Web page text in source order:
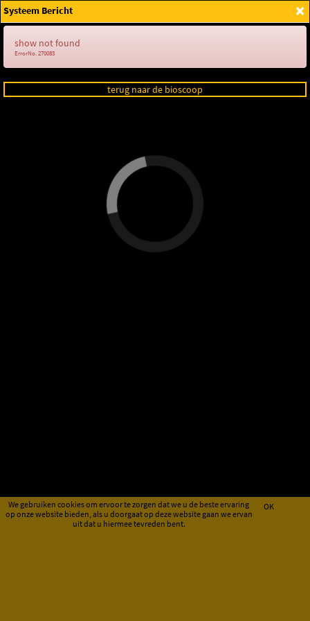
Login
We gebruiken cookies om ervoor te zorgen dat we u de beste ervaring
op onze website bieden, als u doorgaat op deze website gaan we ervan
uit dat u hiermee tevreden bent.
OK
×
Systeem Bericht
show not found
ErrorNo. 270083
terug naar de bioscoop